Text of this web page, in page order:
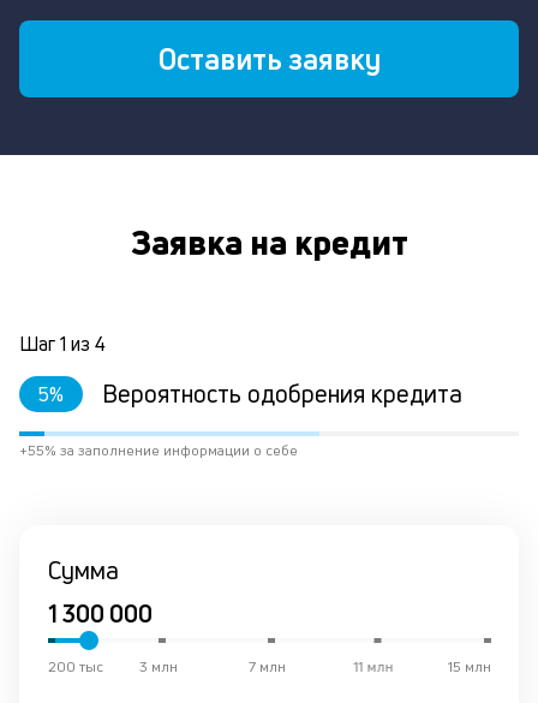
Оставить заявку
Заявка на кредит
Шаг1 из 4
5% Вероятность одобрения кредита
+55% за заполнение информации о себе
Сумма
15 млн
11 млн
7 млн
3 млн
200 тыс